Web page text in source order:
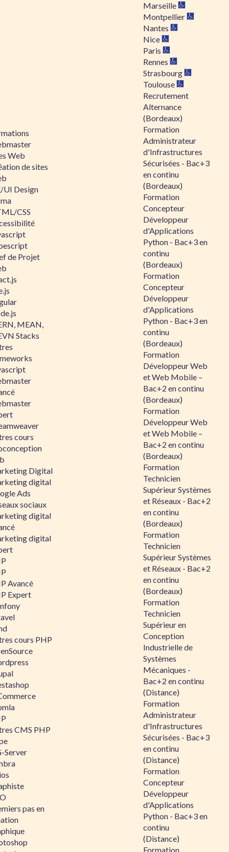
Web
de sites
UI Design
CSS
de Projet
MEAN,
Stacks
cours
Digital
digital
Ads
sociaux
digital
digital
Avancé
Expert
cours PHP
CMS PHP
Server
pas en
Marseille
Montpellier
Nantes
Nice
Paris
Rennes
Strasbourg
Toulouse
Recrutement
Alternance
(Bordeaux)
Formation
Administrateur
d'Infrastructures
Sécurisées - Bac+3
en continu
(Bordeaux)
Formation
Concepteur
Développeur
d'Applications
Python - Bac+3 en
continu
(Bordeaux)
Formation
Concepteur
Développeur
d'Applications
Python - Bac+3 en
continu
(Bordeaux)
Formation
Développeur Web
et Web Mobile –
Bac+2 en continu
(Bordeaux)
Formation
Développeur Web
et Web Mobile –
Bac+2 en continu
(Bordeaux)
Formation
Technicien
Supérieur Systèmes
et Réseaux - Bac+2
en continu
(Bordeaux)
Formation
Technicien
Supérieur Systèmes
et Réseaux - Bac+2
en continu
(Bordeaux)
Formation
Technicien
Supérieur en
Conception
Industrielle de
Systèmes
Mécaniques -
Bac+2 en continu
(Distance)
Formation
Administrateur
d'Infrastructures
Sécurisées - Bac+3
en continu
(Distance)
Formation
Concepteur
Développeur
d'Applications
Python - Bac+3 en
continu
(Distance)
Formation